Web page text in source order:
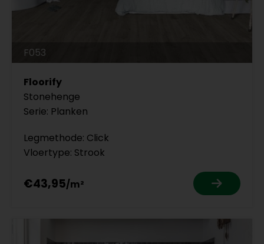
F053
Floorify
Stonehenge
Serie: Planken
Legmethode: Click
Vloertype: Strook
€43,95